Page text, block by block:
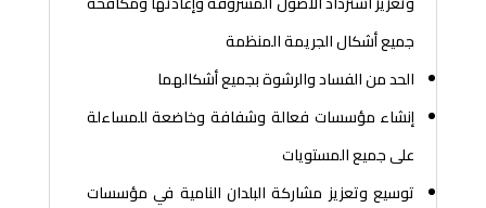
جميع أشكال الجريمة المنظمة
الحد من الفساد والرشوة بجميع أشكالهما
إنشاء مؤسسات فعالة وشفافة وخاضعة للمساءلة
على جميع المستويات
توسيع وتعزيز مشاركة البلدان النامية في مؤسسات